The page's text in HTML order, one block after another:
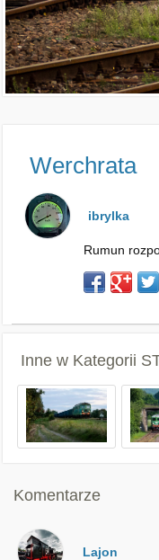
Werchrata
ibrylka
Rumun
Inne w Kategorii
Komentarze
Lajon